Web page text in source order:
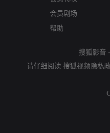
会员剧场
帮助
搜狐影音 -
请仔细阅读 搜狐视频隐私